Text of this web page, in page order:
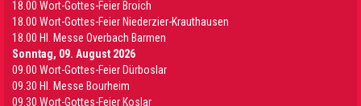
18.00 Wort-Gottes-Feier Broich
18.00 Wort-Gottes-Feier Niederzier-Krauthausen
18.00 Hl. Messe Overbach Barmen
Sonntag, 09. August 2026
09.00 Wort-Gottes-Feier Dürboslar
09.30 HI. Messe Bourheim
09.30 Wort-Gottes-Feier Koslar